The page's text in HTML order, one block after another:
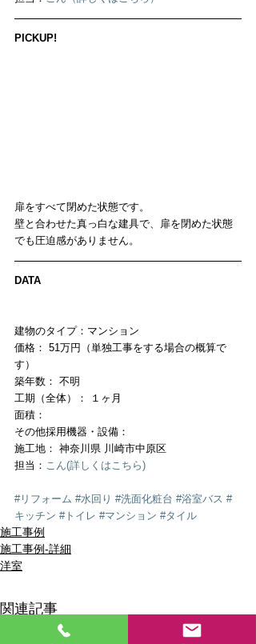
PICKUP!
扉をすべて閉めた状態です。
壁と合わせた真っ白な建具で、扉を閉めた状態
でも圧迫感がありません。
DATA
建物のタイプ：マンション
価格： 51万円（単独工事をする場合の概算で
す）
築年数： 不明
工期（全体）： １ヶ月
面積：
その他採用機器・設備：
施工地： 神奈川県 川崎市中原区
担当： こん(詳しくはこちら)
#リフォーム #水回り #洗面化粧台 #浴室バス #
キッチン #トイレ #マンション #タイル
施工事例
施工事例-詳細
洋室
関連記事